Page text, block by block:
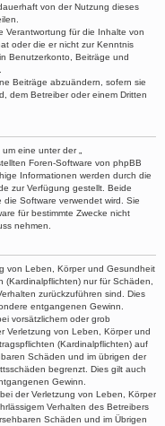
von der Nutzung dieses
Verantwortung für die Inhalte von
oder die er nicht zur Kenntnis
Benutzerkonto, Beiträge und
Beiträge abzuändern, sofern sie
dem Betreiber oder einem Dritten
eine unter der „
Foren-Software von phpBB
Informationen werden durch die
zur Verfügung gestellt. Beide
Software verwendet wird. Sie
für bestimmte Zwecke nicht
nehmen.
von Leben, Körper und Gesundheit
(Kardinalpflichten) nur für Schäden,
zurückzuführen sind. Dies
entgangenen Gewinn.
vorsätzlichem oder grob
Verletzung von Leben, Körper und
(Kardinalpflichten) auf
Schäden und im übrigen der
begrenzt. Dies gilt auch
Gewinn.
der Verletzung von Leben, Körper
Verhalten des Betreibers
Schäden und im Übrigen